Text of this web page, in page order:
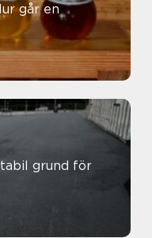
går en